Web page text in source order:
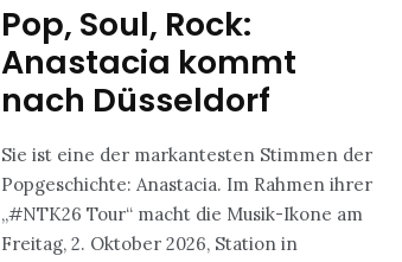
Pop, Soul, Rock:
Anastacia kommt
nach Düsseldorf
Sie ist eine der markantesten Stimmen der
Popgeschichte: Anastacia. Im Rahmen ihrer
„#NTK26 Tour“ macht die Musik-Ikone am
Freitag, 2. Oktober 2026, Station in